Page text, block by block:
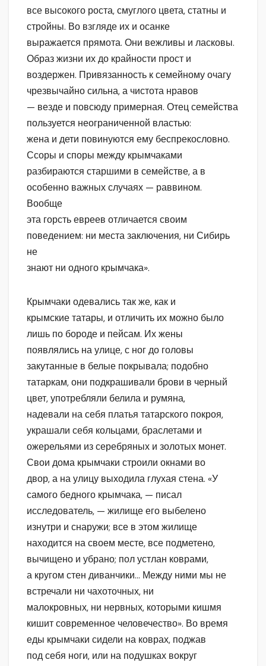
все высокого роста, смуглого цвета, статны и
стройны. Во взгляде их и осанке
выражается прямота. Они вежливы и ласковы.
Образ жизни их до крайности прост и
воздержен. Привязанность к семейному очагу
чрезвычайно сильна, а чистота нравов
— везде и повсюду примерная. Отец семейства
пользуется неограниченной властью:
жена и дети повинуются ему беспрекословно.
Ссоры и споры между крымчаками
разбираются старшими в семействе, а в
особенно важных случаях — раввином.
Вообще
эта горсть евреев отличается своим
поведением: ни места заключения, ни Сибирь
не
знают ни одного крымчака».
Крымчаки одевались так же, как и
крымские татары, и отличить их можно было
лишь по бороде и пейсам. Их жены
появлялись на улице, с ног до головы
закутанные в белые покрывала; подобно
татаркам, они подкрашивали брови в черный
цвет, употребляли белила и румяна,
надевали на себя платья татарского покроя,
украшали себя кольцами, браслетами и
ожерельями из серебряных и золотых монет.
Свои дома крымчаки строили окнами во
двор, а на улицу выходила глухая стена. «У
самого бедного крымчака, — писал
исследователь, — жилище его выбелено
изнутри и снаружи; все в этом жилище
находится на своем месте, все подметено,
вычищено и убрано; пол устлан коврами,
а кругом стен диванчики… Между ними мы не
встречали ни чахоточных, ни
малокровных, ни нервных, которыми кишмя
кишит современное человечество». Во время
еды крымчаки сидели на коврах, поджав
под себя ноги, или на подушках вокруг